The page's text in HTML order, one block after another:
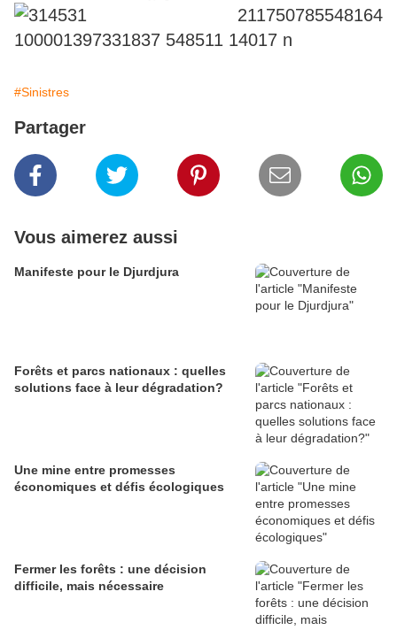
#Sinistres
Partager
Vous aimerez aussi
Manifeste pour le Djurdjura
Forêts et parcs nationaux : quelles
solutions face à leur dégradation?
Une mine entre promesses
économiques et défis écologiques
Fermer les forêts : une décision
difficile, mais nécessaire